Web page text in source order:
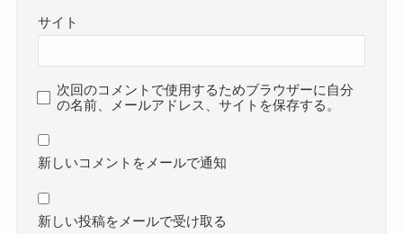
サイト
次回のコメントで使用するためブラウザーに自分
の名前、メールアドレス、サイトを保存する。
新しいコメントをメールで通知
新しい投稿をメールで受け取る